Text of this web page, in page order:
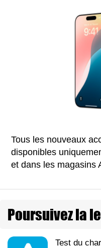
Tous les nouveaux
disponibles
et dans les magasins
Poursuivez la
Test du